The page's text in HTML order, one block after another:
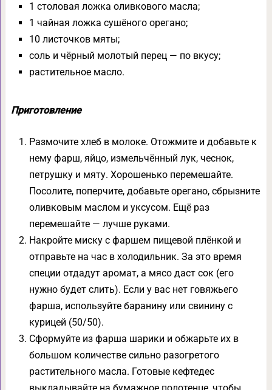
1 столовая ложка оливкового масла;
1 чайная ложка сушёного орегано;
10 листочков мяты;
соль и чёрный молотый перец — по вкусу;
растительное масло.
Приготовление
Размочите хлеб в молоке. Отожмите и добавьте к
нему фарш, яйцо, измельчённый лук, чеснок,
петрушку и мяту. Хорошенько перемешайте.
Посолите, поперчите, добавьте орегано, сбрызните
оливковым маслом и уксусом. Ещё раз
перемешайте — лучше руками.
Накройте миску с фаршем пищевой плёнкой и
отправьте на час в холодильник. За это время
специи отдадут аромат, а мясо даст сок (его
нужно будет слить). Если у вас нет говяжьего
фарша, используйте баранину или свинину с
курицей (50/50).
Сформуйте из фарша шарики и обжарьте их в
большом количестве сильно разогретого
растительного масла. Готовые кефтедес